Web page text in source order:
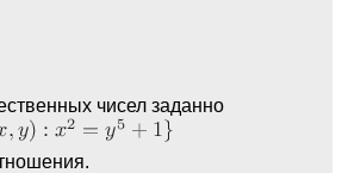
чисел заданно